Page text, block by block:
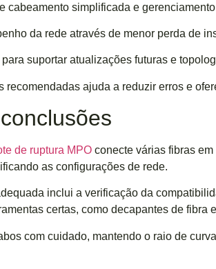
cabeamento simplificada e
da rede através de menor perda de
suportar atualizações futuras e
recomendadas ajuda a reduzir erros e
de ruptura MPO conecte várias fibras
as configurações de rede.
inclui a verificação da
certas, como decapantes de fibra
com cuidado, mantendo o raio de